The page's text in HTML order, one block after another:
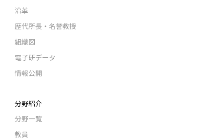
沿革
歴代所長・名誉教授
組織図
電子研データ
情報公開
分野紹介
分野一覧
教員